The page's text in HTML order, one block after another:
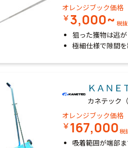
オレンジブック価格
￥3,000~ 税抜
狙った獲物は逃
極細仕様で隙間を
ＫＡＮ
カネテック（
オレンジブック価格
￥167,000 税
吸着範囲が端部